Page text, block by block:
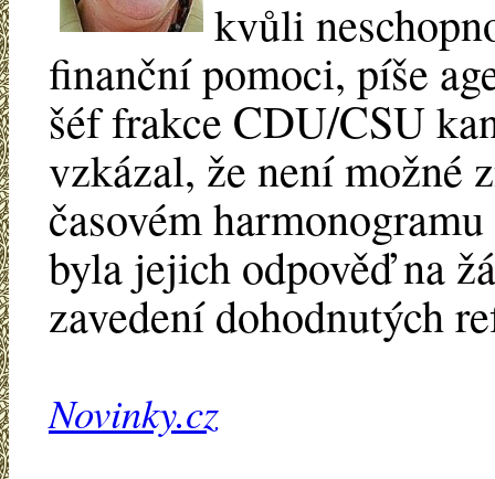
kvůli
finanční pomoci, píše
šéf frakce CDU/CSU
vzkázal, že není možné
časovém
byla jejich odpověď na
zavedení dohodnutých
Novinky.cz